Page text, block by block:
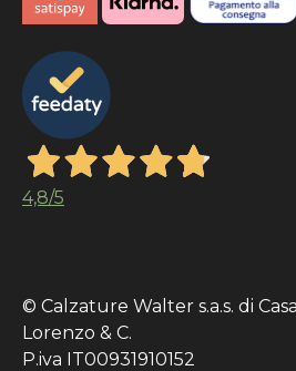
4,8/5
© Calzature Walter s.a.s. di
Lorenzo & C.
P.iva IT00931910152